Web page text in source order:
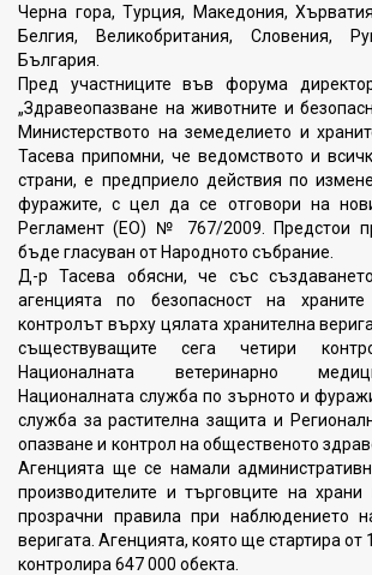
Черна гора, Турция, Македония,
Белгия, Великобритания, Словения,
България.
Пред участниците във форума
„Здравеопазване на животните и
Министерството на земеделието и
Тасева припомни, че ведомството и
страни, е предприело действия по
фуражите, с цел да се отговори на
Регламент (ЕО) № 767/2009. Предстои
бъде гласуван от Народното събрание.
Д-р Тасева обясни, че със
агенцията по безопасност на
контролът върху цялата хранителна
съществуващите сега четири
Националната ветеринарно
Националната служба по зърното и
служба за растителна защита и
опазване и контрол на общественото
Агенцията ще се намали
производителите и търговците на
прозрачни правила при наблюдението
веригата. Агенцията, която ще стартира от
контролира 647 000 обекта.